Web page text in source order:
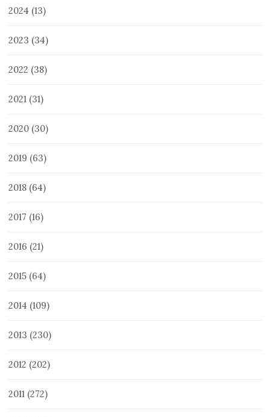
2024 (13)
2023 (34)
2022 (38)
2021 (31)
2020 (30)
2019 (63)
2018 (64)
2017 (16)
2016 (21)
2015 (64)
2014 (109)
2013 (230)
2012 (202)
2011 (272)